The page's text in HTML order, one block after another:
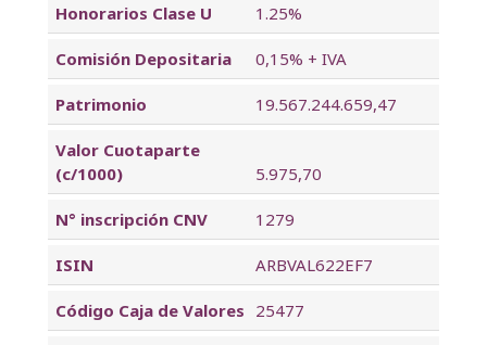
Honorarios Clase U 1.25%
Comisión Depositaria 0,15% + IVA
Patrimonio 19.567.244.659,47
Valor Cuotaparte
(c/1000)
5.975,70
N° inscripción CNV 1279
ISIN ARBVAL622EF7
Código Caja de Valores 25477